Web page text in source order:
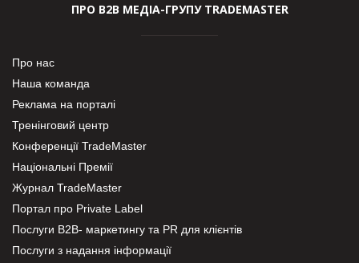
ПРО В2В МЕДІА-ГРУПУ TRADEMASTER
Про нас
Наша команда
Реклама на порталі
Тренінговий центр
Конференції TradeMaster
Національні Премії
Журнал TradeMaster
Портал про Private Label
Послуги В2В- маркетингу та PR для клієнтів
Послуги з надання інформації